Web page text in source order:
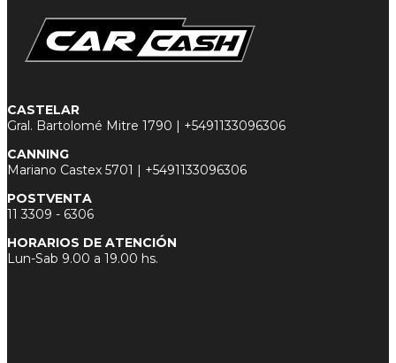
CASTELAR
Gral. Bartolomé Mitre 1790 | +5491133096306
CANNING
Mariano Castex 5701 | +5491133096306
POSTVENTA
11 3309 - 6306
HORARIOS DE ATENCIÓN
Lun-Sab 9.00 a 19.00 hs.